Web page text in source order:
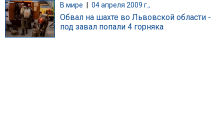
В мире 04 апреля 2009 г.,
Обвал на шахте во Львовской области -
под завал попали 4 горняка